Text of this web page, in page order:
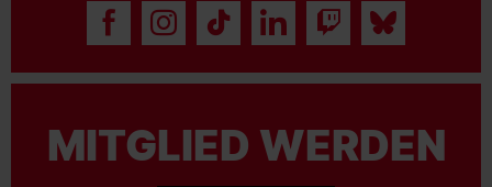
MITGLIED WERDEN